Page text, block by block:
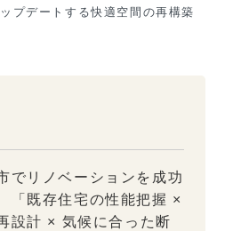
プデートする快適空間の再構築
でリノベーションを成功
「既存住宅の性能把握 ×
設計 × 気候に合った断